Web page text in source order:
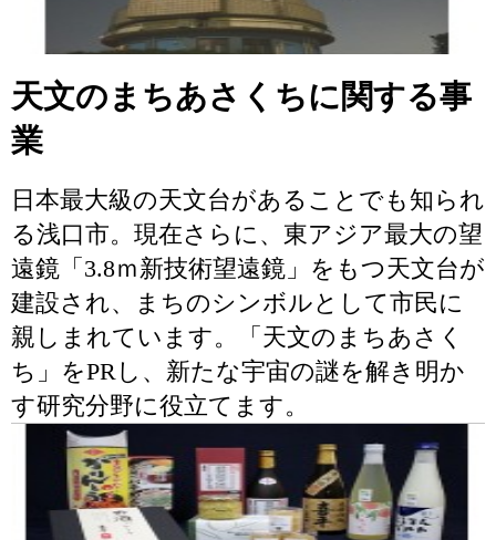
天文のまちあさくちに関する事
業
日本最大級の天文台があることでも知られ
る浅口市。現在さらに、東アジア最大の望
遠鏡「3.8ｍ新技術望遠鏡」をもつ天文台が
建設され、まちのシンボルとして市民に
親しまれています。「天文のまちあさく
ち」をPRし、新たな宇宙の謎を解き明か
す研究分野に役立てます。